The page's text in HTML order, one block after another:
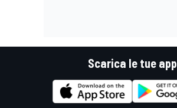
Scarica le tue app